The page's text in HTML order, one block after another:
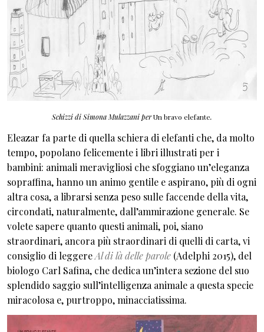
Schizzi di Simona Mulazzani perUn bravo elefante.
Eleazar fa parte di quella schiera di elefanti che, da molto
tempo, popolano felicemente i libri illustrati per i
bambini: animali meravigliosi che sfoggiano un’eleganza
sopraffina, hanno un animo gentile e aspirano, più di ogni
altra cosa, a librarsi senza peso sulle faccende della vita,
circondati, naturalmente, dall’ammirazione generale. Se
volete sapere quanto questi animali, poi, siano
straordinari, ancora più straordinari di quelli di carta, vi
consiglio di leggereAl di là delle parole (Adelphi 2015), del
biologo Carl Safina, che dedica un’intera sezione del suo
splendido saggio sull’intelligenza animale a questa specie
miracolosa e, purtroppo, minacciatissima.